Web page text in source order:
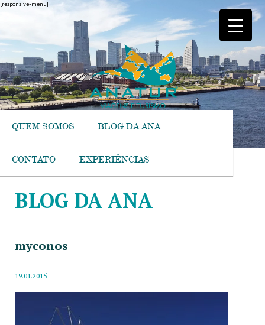
[responsive-menu]
QUEM SOMOS BLOG DA ANA
CONTATO EXPERIÊNCIAS
BLOG DA ANA
myconos
19.01.2015